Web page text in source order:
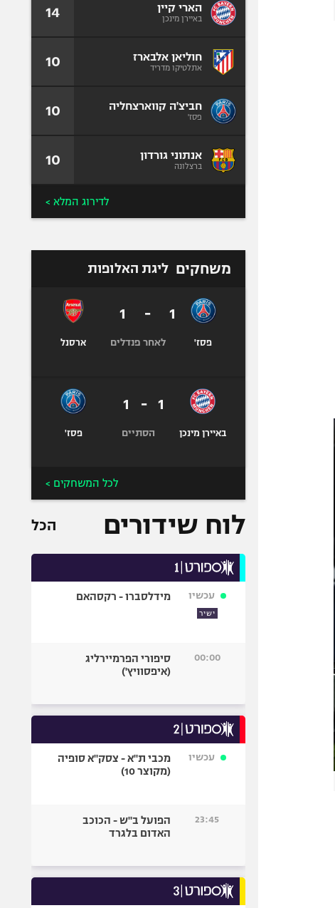
הארי קיין
באיירן מינכן 14
חוליאן אלבארז
אתלטיקו מדריד 10
חביצ'ה קווארצחליה
פסז' 10
אנתוני גורדון
ברצלונה 10
לדירוג המלא >
משחקים ליגת האלופות
פסז'
1
-
1
לאחר פנדלים ארסנל
באיירן מינכן
1
-
1
הסתיים פסז'
לכל המשחקים >
לוח שידורים הכל
עכשיו
ישיר
מידלסברו - רקסהאם
00:00
סיפורי הפרמיירליג
(איפסוויץ')
עכשיו
מכבי ת"א - צסק"א סופיה
(מקוצר 10)
23:45
הפועל ב"ש - הכוכב
האדום בלגרד